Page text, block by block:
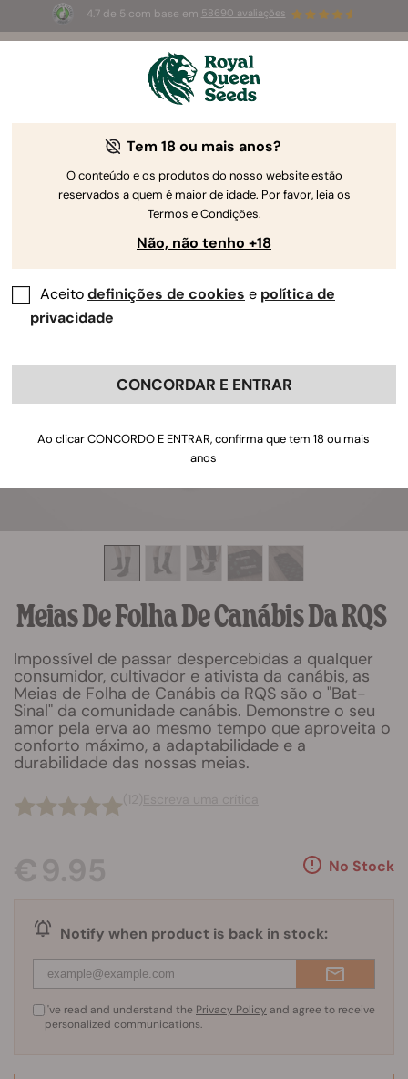
4.7 de 5 com base em 58690 avaliações
3 sementes White Widow Auto
Meias De Folha De Canábis Da RQS
Impossível de passar despercebidas a qualquer
consumidor, cultivador e ativista da canábis, as
Meias de Folha de Canábis da RQS são o "Bat-
Sinal" da comunidade canábis. Demonstre o seu
amor pela erva ao mesmo tempo que aproveita o
conforto máximo, a adaptabilidade e a
durabilidade das nossas meias.
No Stock
Notify when product is back in stock:
I've read and understand the Privacy Policy and agree to receive
personalized communications.
Tem 18 ou mais anos?
O conteúdo e os produtos do nosso website estão
reservados a quem é maior de idade. Por favor, leia os
Termos e Condições.
Não, não tenho +18
Aceitodefinições de cookies e política de
privacidade
CONCORDAR E ENTRAR
Ao clicar CONCORDO E ENTRAR, confirma que tem 18 ou mais
anos